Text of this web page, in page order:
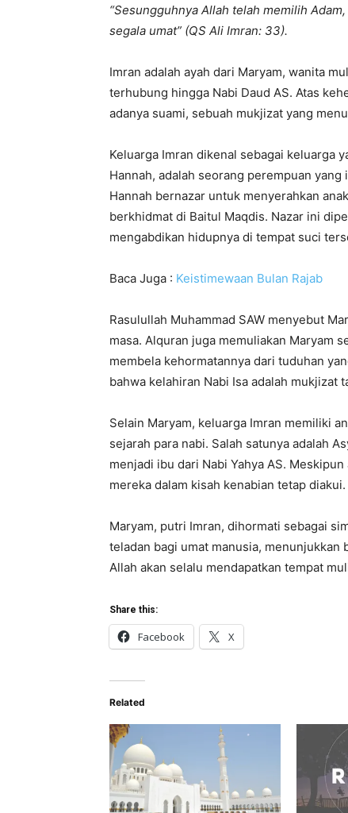
“Sesungguhnya Allah telah memilih
segala umat” (QS Ali Imran: 33).
Imran adalah ayah dari Maryam, wanita
terhubung hingga Nabi Daud AS. Atas
adanya suami, sebuah mukjizat yang
Keluarga Imran dikenal sebagai keluarga
Hannah, adalah seorang perempuan
Hannah bernazar untuk menyerahkan
berkhidmat di Baitul Maqdis. Nazar ini
mengabdikan hidupnya di tempat suci
Baca Juga : Keistimewaan Bulan Rajab
Rasulullah Muhammad SAW menyebut
masa. Alquran juga memuliakan Maryam
membela kehormatannya dari tuduhan
bahwa kelahiran Nabi Isa adalah mukjizat
Selain Maryam, keluarga Imran memiliki
sejarah para nabi. Salah satunya adalah
menjadi ibu dari Nabi Yahya AS.
mereka dalam kisah kenabian tetap diakui.
Maryam, putri Imran, dihormati sebagai
teladan bagi umat manusia, menunjukkan
Allah akan selalu mendapatkan tempat
Share this:
Facebook X
Related